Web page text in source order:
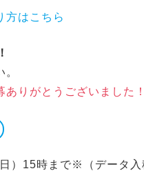
方はこちら
ありがとうございました！
）15時まで※（データ